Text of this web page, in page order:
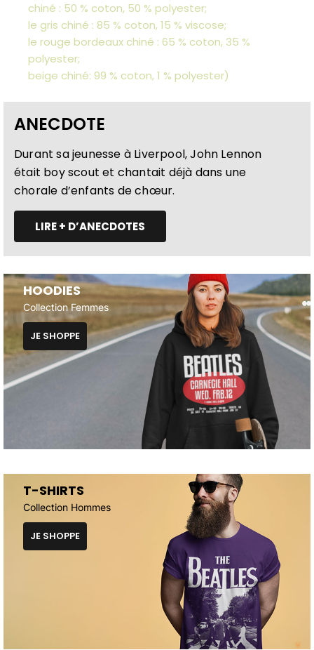
chiné : 50 % coton, 50 % polyester;
le gris chiné : 85 % coton, 15 % viscose;
le rouge bordeaux chiné : 65 % coton, 35 %
polyester;
beige chiné: 99 % coton, 1 % polyester)
ANECDOTE
Durant sa jeunesse à Liverpool, John Lennon
était boy scout et chantait déjà dans une
chorale d’enfants de chœur.
LIRE + D’ANECDOTES
HOODIES
Collection Femmes
JE SHOPPE
T-SHIRTS
Collection Hommes
JE SHOPPE